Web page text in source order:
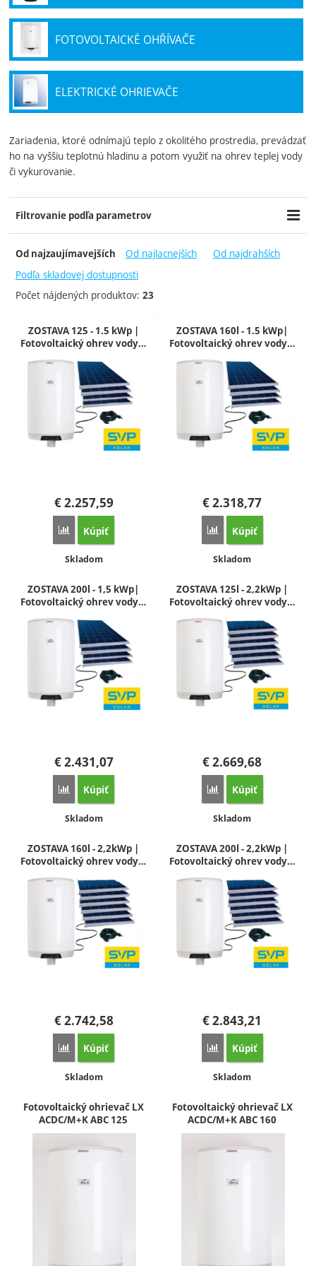
FOTOVOLTAICKÉ OHŘÍVAČE
ELEKTRICKÉ OHRIEVAČE
Zariadenia, ktoré odnímajú teplo z okolitého prostredia, prevádzať
ho na vyššiu teplotnú hladinu a potom využiť na ohrev teplej vody
či vykurovanie.
Filtrovanie podľa parametrov
Cena (€)
-
Výrobcovia
DZ Dražice
Regulus
Dostupnosť
Skladom
Na dotaz
Od najzaujímavejších Od najlacnejších
Od najdrahších
Podľa skladovej dostupnosti
Počet nájdených produktov: 23
Produkty
ZOSTAVA 125 - 1.5 kWp |
Fotovoltaický ohrev vody…
€2.257,59
Porovnať
Kúpiť
Dostupnosť:
Skladom
ZOSTAVA 160l - 1.5 kWp|
Fotovoltaický ohrev vody…
€2.318,77
Porovnať
Kúpiť
Dostupnosť:
Skladom
ZOSTAVA 200l - 1,5 kWp|
Fotovoltaický ohrev vody…
€2.431,07
Porovnať
Kúpiť
Dostupnosť:
Skladom
ZOSTAVA 125l - 2,2kWp |
Fotovoltaický ohrev vody…
€2.669,68
Porovnať
Kúpiť
Dostupnosť:
Skladom
ZOSTAVA 160l - 2,2kWp |
Fotovoltaický ohrev vody…
€2.742,58
Porovnať
Kúpiť
Dostupnosť:
Skladom
ZOSTAVA 200l - 2,2kWp |
Fotovoltaický ohrev vody…
€2.843,21
Porovnať
Kúpiť
Dostupnosť:
Skladom
Fotovoltaický ohrievač LX
ACDC/M+K ABC 125
Fotovoltaický ohrievač LX
ACDC/M+K ABC 160